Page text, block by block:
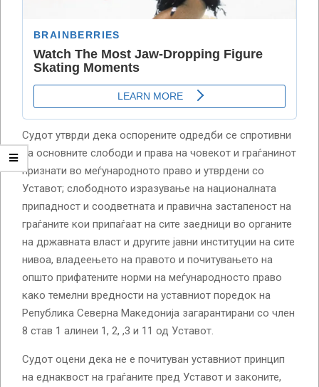
Судот утврди дека оспорените одредби се спротивни
на основните слободи и права на човекот и граѓанинот
признати во меѓународното право и утврдени со
Уставот; слободното изразување на националната
припадност и соодветната и правична застапеност на
граѓаните кои припаѓаат на сите заедници во органите
на државната власт и другите јавни институции на сите
нивоа, владеењето на правото и почитувањето на
општо прифатените норми на меѓународносто право
како темелни вредности на уставниот поредок на
Република Северна Македонија загарантирани со член
8 став 1 алинеи 1, 2, ,3 и 11 од Уставот.
Судот оцени дека не е почитуван уставниот принцип
на еднаквост на граѓаните пред Уставот и законите,